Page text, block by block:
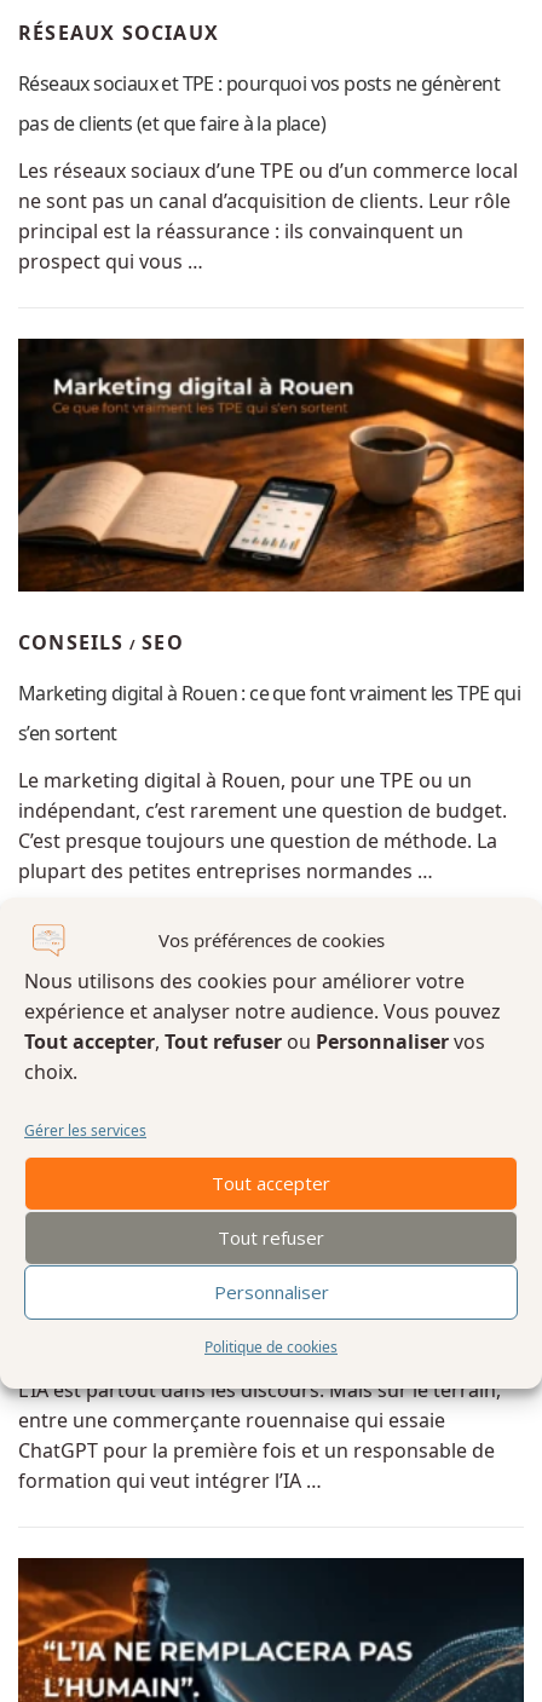
Vos préférences de cookies
Nous utilisons des cookies pour améliorer votre
expérience et analyser notre audience. Vous pouvez
Tout accepter, Tout refuser ou Personnaliservos
choix.
Gérer les services
Tout accepter
Tout refuser
Personnaliser
Politique de cookies
RÉSEAUX SOCIAUX
Réseaux sociaux et TPE : pourquoi vos posts ne génèrent
pas de clients (et que faire à la place)
Les réseaux sociaux d’une TPE ou d’un commerce local
ne sont pas un canal d’acquisition de clients. Leur rôle
principal est la réassurance : ils convainquent un
prospect qui vous …
CONSEILS /SEO
Marketing digital à Rouen : ce que font vraiment les TPE qui
s’en sortent
Le marketing digital à Rouen, pour une TPE ou un
indépendant, c’est rarement une question de budget.
C’est presque toujours une question de méthode. La
plupart des petites entreprises normandes …
IA-AUTOMATISATION
Devenir AI-ready : ce que ça veut dire vraiment (et comment
le faire, concrètement)
L’IA est partout dans les discours. Mais sur le terrain,
entre une commerçante rouennaise qui essaie
ChatGPT pour la première fois et un responsable de
formation qui veut intégrer l’IA …